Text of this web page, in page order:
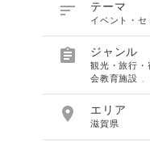
 テーマ
イベント・セ
 ジャンル
観光・旅行・
会教育施設
 エリア
滋賀県